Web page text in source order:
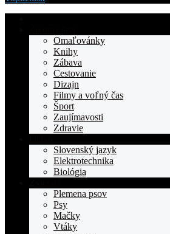
TOPden.skOmaľovánky
Knihy
Zábava
Cestovanie
Dizajn
Filmy a voľný čas
Šport
Zaujímavosti
Zdravie
Slovenský jazyk
Elektrotechnika
Biológia
Plemena psov
Psy
Mačky
Vtáky